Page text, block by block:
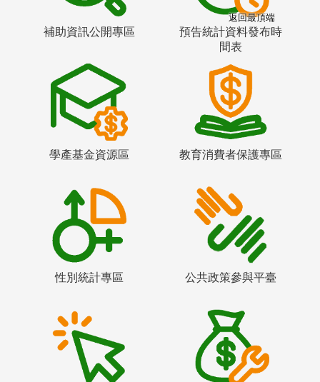
補助資訊公開專區
預告統計資料發布時
間表
學產基金資源區 教育消費者保護專區
性別統計專區 公共政策參與平臺
返回最頂端